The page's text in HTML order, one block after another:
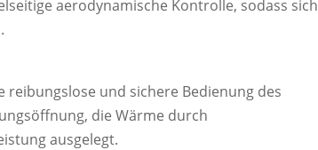
aerodynamische Kontrolle, sodass sich
reibungslose und sichere Bedienung des
die Wärme durch
ausgelegt.